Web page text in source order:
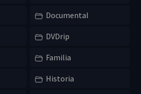
Documental
DVDrip
Familia
Historia